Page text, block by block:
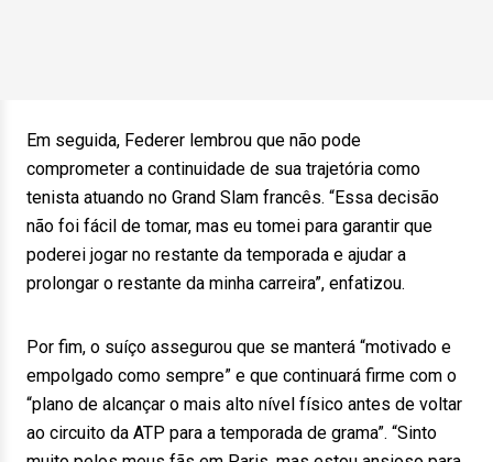
Em seguida, Federer lembrou que não pode
comprometer a continuidade de sua trajetória como
tenista atuando no Grand Slam francês. “Essa decisão
não foi fácil de tomar, mas eu tomei para garantir que
poderei jogar no restante da temporada e ajudar a
prolongar o restante da minha carreira”, enfatizou.
Por fim, o suíço assegurou que se manterá “motivado e
empolgado como sempre” e que continuará firme com o
“plano de alcançar o mais alto nível físico antes de voltar
ao circuito da ATP para a temporada de grama”. “Sinto